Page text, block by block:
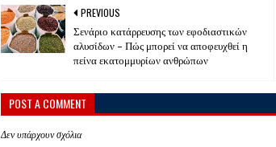
PREVIOUS
Σενάριο κατάρρευσης των εφοδιαστικών
αλυσίδων – Πώς μπορεί να αποφευχθεί η
πείνα εκατομμυρίων ανθρώπων
POST A COMMENT
Δεν υπάρχουν σχόλια